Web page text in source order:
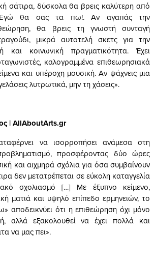
σάτιρα, δύσκολα θα βρεις καλύτερη από
Εγώ θα σας τα πω!. Αν αγαπάς την
θα βρεις τη γνωστή συνταγή
μικρά αυτοτελή σκετς για την
και κοινωνική πραγματικότητα. Έχει
καλογραμμένα επιθεωρησιακά
και υπέροχη μουσική. Αν ψάχνεις μια
λυτρωτικά, μην τη χάσεις».
| AllAboutArts.gr
να ισορροπήσει ανάμεσα στη
προσφέροντας δύο ώρες
και αιχμηρά σχόλια για όσα συμβαίνουν
δεν μετατρέπεται σε εύκολη καταγγελία
σχολιασμό […] Με έξυπνο κείμενο,
ματιά και υψηλό επίπεδο ερμηνειών, το
αποδεικνύει ότι η επιθεώρηση όχι μόνο
αλλά εξακολουθεί να έχει πολλά και
να μας πει».